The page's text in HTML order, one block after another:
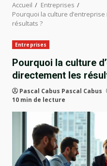
Accueil
Entreprises
Pourquoi la culture
résultats ?
Entreprises
Pourquoi la culture
directement les
Pascal Cabus Pascal Cabus
10 min de lecture